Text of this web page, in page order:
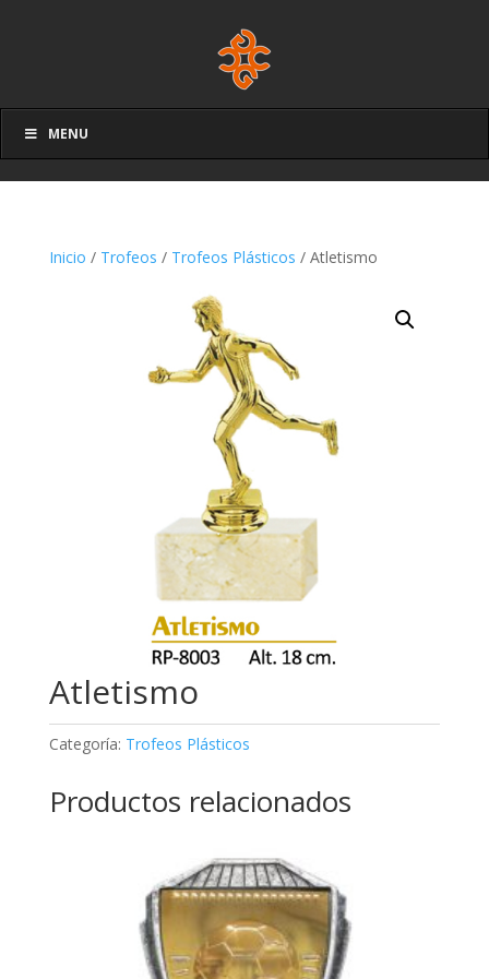
MENU
Inicio / Trofeos / Trofeos Plásticos / Atletismo
Atletismo
Categoría: Trofeos Plásticos
Productos relacionados